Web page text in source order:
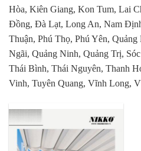
Hòa, Kiên Giang, Kon Tum, Lai
Đồng, Đà Lạt, Long An, Nam
Thuận, Phú Thọ, Phú Yên,
Ngãi, Quảng Ninh, Quảng Trị,
Thái Bình, Thái Nguyên, Thanh
Vinh, Tuyên Quang, Vĩnh Long,